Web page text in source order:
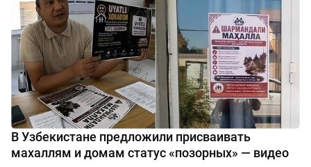
В Узбекистане предложили присваивать
махаллям и домам статус «позорных» — видео